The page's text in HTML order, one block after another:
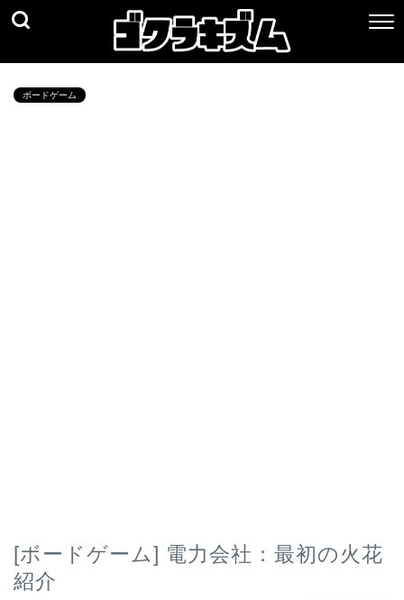
ボードゲーム
[ボードゲーム] 電力会社：最初の火花
紹介